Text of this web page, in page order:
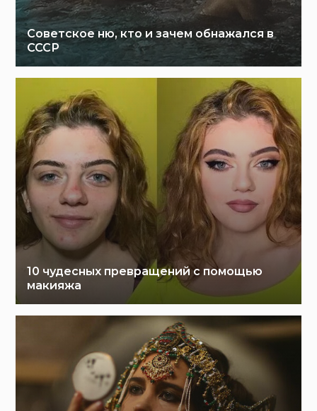
Советское ню, кто и зачем обнажался в
СССР
10 чудесных превращений с помощью
макияжа